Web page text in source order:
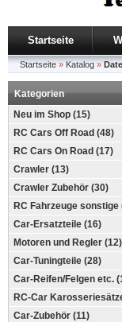
Startseite
Startseite » Katalog »
Kategorien
Neu im Shop (15)
RC Cars Off Road (48)
RC Cars On Road (17)
Crawler (13)
Crawler Zubehör (30)
RC Fahrzeuge sonstige
Car-Ersatzteile (16)
Motoren und Regler (12)
Car-Tuningteile (28)
Car-Reifen/Felgen etc.
RC-Car
Car-Zubehör (11)